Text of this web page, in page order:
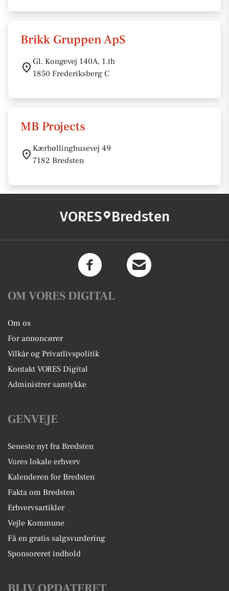
Brikk Gruppen ApS
Gl. Kongevej 140A, 1.th
1850 Frederiksberg C
MB Projects
Kærbøllinghusevej 49
7182 Bredsten
VORES Bredsten
OM VORES DIGITAL
Om os
For annoncører
Vilkår og Privatlivspolitik
Kontakt VORES Digital
Administrer samtykke
GENVEJE
Seneste nyt fra Bredsten
Vores lokale erhverv
Kalenderen for Bredsten
Fakta om Bredsten
Erhvervsartikler
Vejle Kommune
Få en gratis salgsvurdering
Sponsoreret indhold